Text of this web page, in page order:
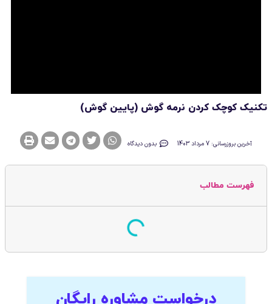
تکنیک کوچک کردن نرمه گوش (پایین گوش)
آخرین بروزرسانی: 7 مرداد 1403 بدون دیدگاه
فهرست مطالب
درخواست مشاوره رایگان